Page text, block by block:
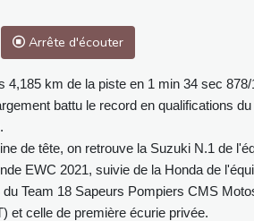
Arrête d'écouter
4,185 km de la piste en 1 min 34 sec
battu le record en qualifications
de tête, on retrouve la Suzuki N.1 de
EWC 2021, suivie de la Honda de
du Team 18 Sapeurs Pompiers CMS
et celle de première écurie privée.